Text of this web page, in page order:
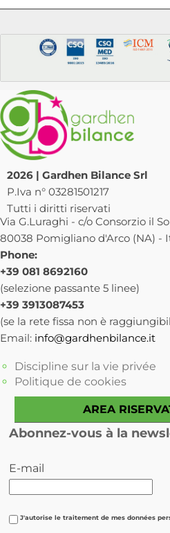
2026 | Gardhen Bilance Srl
P.Iva n° 03281501217
Tutti i diritti riservati
Via G.Luraghi - c/o Consorzio il
80038 Pomigliano d'Arco (NA) -
Phone:
+39 081 8692160
(selezione passante 5 linee)
+39 3913087453
(se la rete fissa non è
Email: info@gardhenbilance.it
Discipline sur la vie privée
Politique de cookies
AREA
Abonnez-vous à la
E-mail
J'autorise le traitement de mes données